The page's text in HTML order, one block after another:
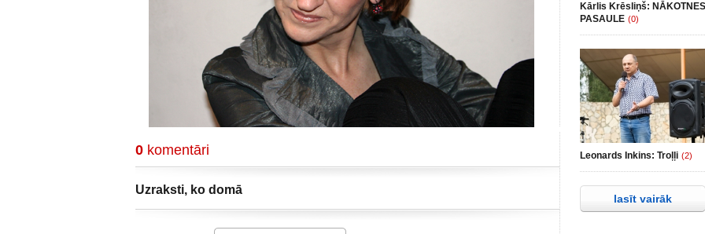
0 komentāri
Uzraksti, ko domā
Kārlis Krēsliņš: NĀKOTNES
PASAULE (0)
Leonards Inkins: Troļļi (2)
lasīt vairāk